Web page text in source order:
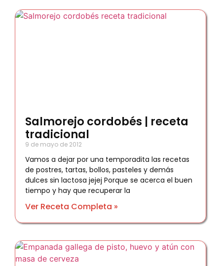
Salmorejo cordobés | receta
tradicional
9 de mayo de 2012
Vamos a dejar por una temporadita las recetas
de postres, tartas, bollos, pasteles y demás
dulces sin lactosa jejej Porque se acerca el buen
tiempo y hay que recuperar la
Ver Receta Completa »